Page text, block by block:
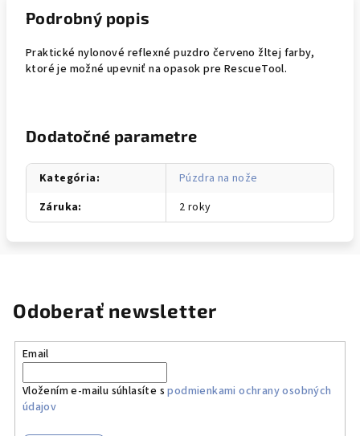
Podrobný popis
Praktické nylonové reflexné puzdro červeno žltej farby,
ktoré je možné upevniť na opasok pre RescueTool.
Dodatočné parametre
Kategória:
Púzdra na nože
Záruka: 2 roky
Odoberať newsletter
Email
Vložením e-mailu súhlasíte spodmienkami ochrany osobných
údajov